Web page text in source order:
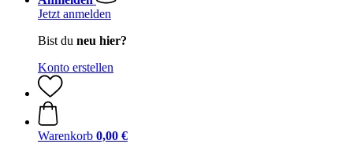
Jetzt anmelden
Bist du neu hier?
Konto erstellen
Warenkorb 0,00 €